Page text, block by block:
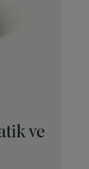
ve